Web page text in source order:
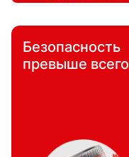
Безопасность
превыше всего